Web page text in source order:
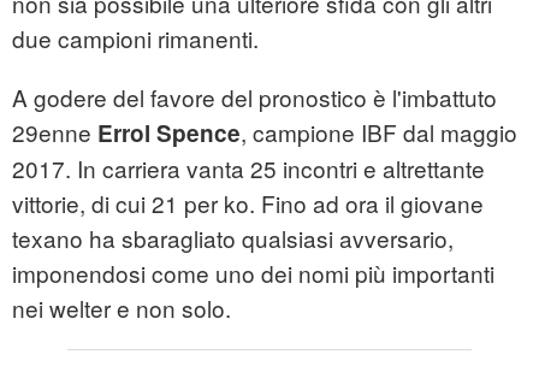
due campioni rimanenti.
A godere del favore del pronostico è l'imbattuto
29enne Errol Spence, campione IBF dal maggio
2017. In carriera vanta 25 incontri e altrettante
vittorie, di cui 21 per ko. Fino ad ora il giovane
texano ha sbaragliato qualsiasi avversario,
imponendosi come uno dei nomi più importanti
nei welter e non solo.